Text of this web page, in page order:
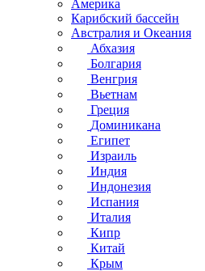
Америка
Карибский бассейн
Австралия и Океания
Абхазия
Болгария
Венгрия
Вьетнам
Греция
Доминикана
Египет
Израиль
Индия
Индонезия
Испания
Италия
Кипр
Китай
Крым